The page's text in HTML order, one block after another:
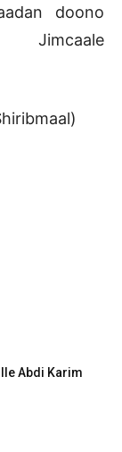
doono
Abdi Karim